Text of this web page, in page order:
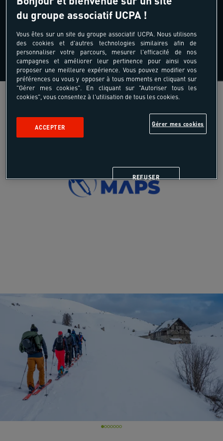
itinéraire mythique avec ascensions de 2
cols d'altitude
Cadre grandiose au coeur du Parc national
de la Vanoise
du groupe associatif UCPA !
Vous êtes sur un site du groupe associatif UCPA. Nous utilisons
des cookies et d'autres technologies similaires afin de
personnaliser votre parcours, mesurer l'efficacité de nos
campagnes et améliorer leur pertinence pour ainsi vous
proposer une meilleure expérience. Vous pouvez modifier vos
préférences ou vous y opposer à tous moments en cliquant sur
"Gérer mes cookies". En cliquant sur "Autoriser tous les
cookies", vous consentez à l'utilisation de tous les cookies.
Gérer mes cookies
REFUSER
ACCEPTER